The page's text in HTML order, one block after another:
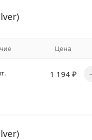
Цена
1 194 ₽